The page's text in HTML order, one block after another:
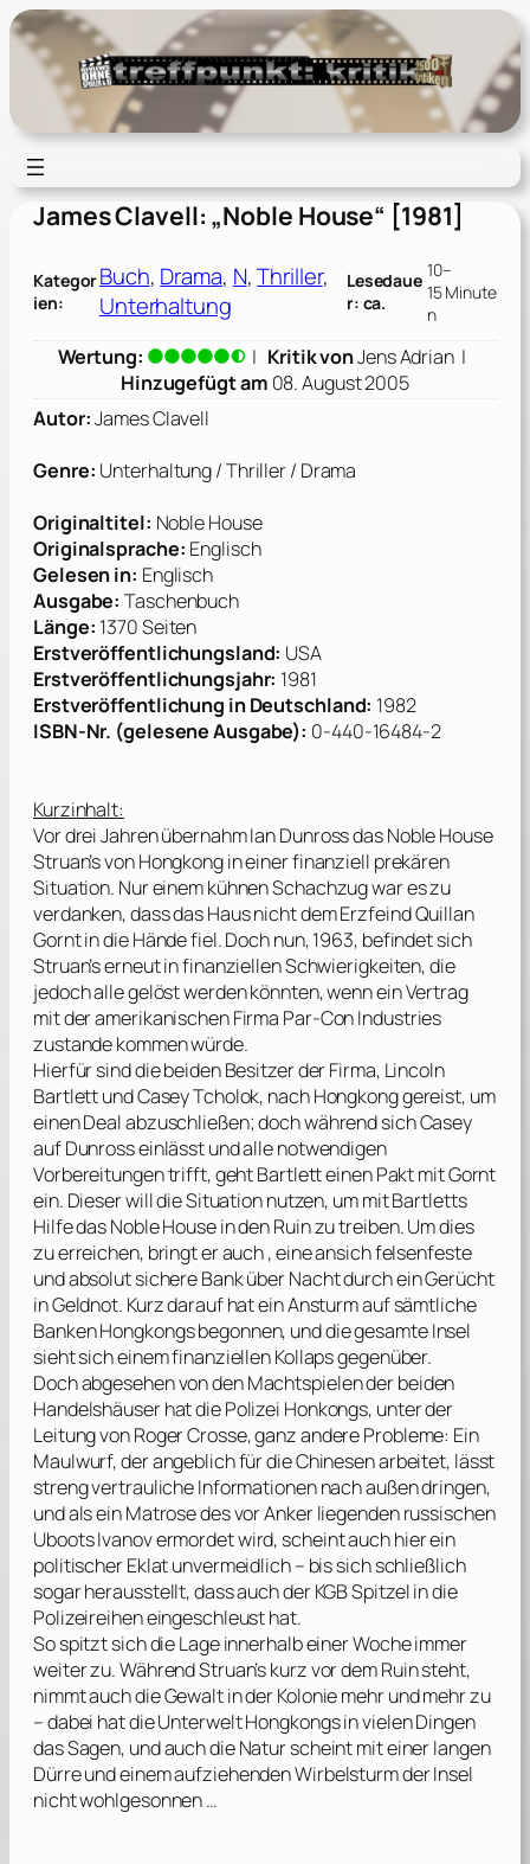
Zum
Inhalt
springen
James Clavell: „Noble House“ [1981]
Kategor
ien:
Buch, Drama, N, Thriller
Unterhaltung
Lesedaue
r: ca.
10–
15 Minute
n
Wertung: | Kritik vonJens Adrian|
Hinzugefügt am 08. August 2005
Autor:James Clavell
Genre: Unterhaltung / Thriller / Drama
Originaltitel: Noble House
Originalsprache: Englisch
Gelesen in: Englisch
Ausgabe: Taschenbuch
Länge: 1370 Seiten
Erstveröffentlichungsland: USA
Erstveröffentlichungsjahr: 1981
Erstveröffentlichung in Deutschland: 1982
ISBN-Nr. (gelesene Ausgabe): 0-440-16484-2
Kurzinhalt:
Vor drei Jahren übernahm Ian Dunross das Noble House
Struan’s von Hongkong in einer finanziell prekären
Situation. Nur einem kühnen Schachzug war es zu
verdanken, dass das Haus nicht dem Erzfeind Quillan
Gornt in die Hände fiel. Doch nun, 1963, befindet sich
Struan’s erneut in finanziellen Schwierigkeiten, die
jedoch alle gelöst werden könnten, wenn ein Vertrag
mit der amerikanischen Firma Par-Con Industries
zustande kommen würde.
Hierfür sind die beiden Besitzer der Firma, Lincoln
Bartlett und Casey Tcholok, nach Hongkong gereist, um
einen Deal abzuschließen; doch während sich Casey
auf Dunross einlässt und alle notwendigen
Vorbereitungen trifft, geht Bartlett einen Pakt mit Gornt
ein. Dieser will die Situation nutzen, um mit Bartletts
Hilfe das Noble House in den Ruin zu treiben. Um dies
zu erreichen, bringt er auch , eine ansich felsenfeste
und absolut sichere Bank über Nacht durch ein Gerücht
in Geldnot. Kurz darauf hat ein Ansturm auf sämtliche
Banken Hongkongs begonnen, und die gesamte Insel
sieht sich einem finanziellen Kollaps gegenüber.
Doch abgesehen von den Machtspielen der beiden
Handelshäuser hat die Polizei Honkongs, unter der
Leitung von Roger Crosse, ganz andere Probleme: Ein
Maulwurf, der angeblich für die Chinesen arbeitet, lässt
streng vertrauliche Informationen nach außen dringen,
und als ein Matrose des vor Anker liegenden russischen
UbootsIvanovermordet wird, scheint auch hier ein
politischer Eklat unvermeidlich – bis sich schließlich
sogar herausstellt, dass auch der KGB Spitzel in die
Polizeireihen eingeschleust hat.
So spitzt sich die Lage innerhalb einer Woche immer
weiter zu. Während Struan’s kurz vor dem Ruin steht,
nimmt auch die Gewalt in der Kolonie mehr und mehr zu
– dabei hat die Unterwelt Hongkongs in vielen Dingen
das Sagen, und auch die Natur scheint mit einer langen
Dürre und einem aufziehenden Wirbelsturm der Insel
nicht wohlgesonnen …